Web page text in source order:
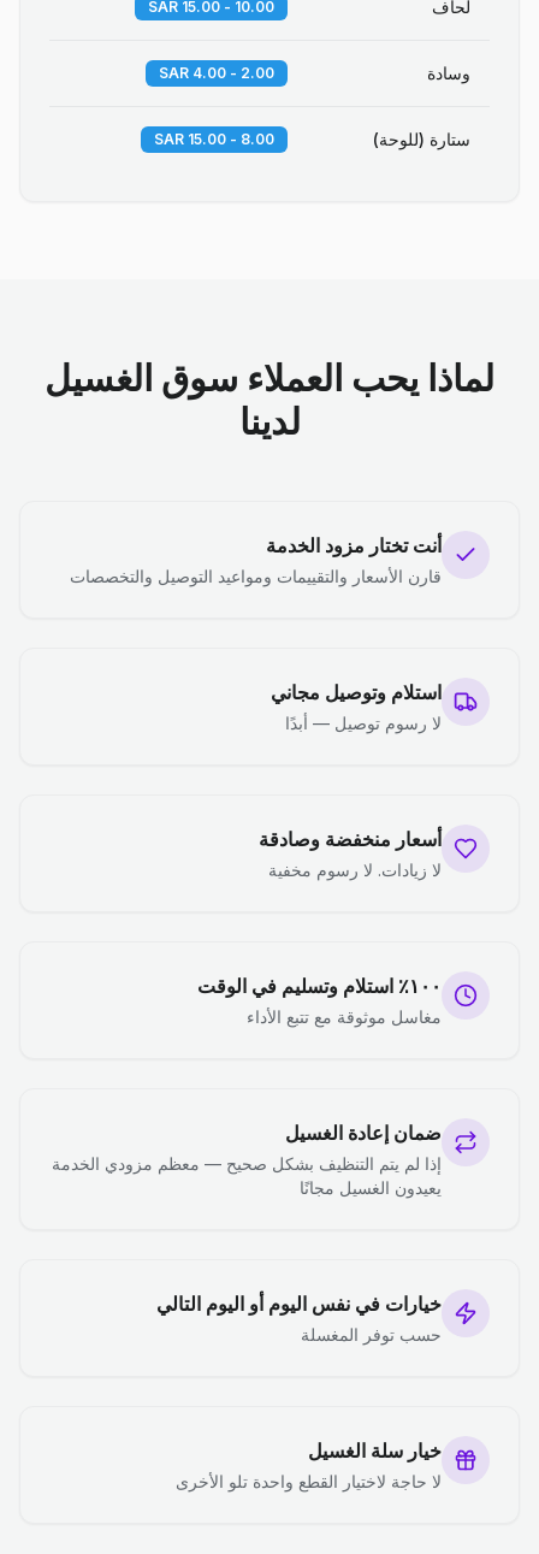
لحاف 10.00 - 15.00 SAR
وسادة 2.00 - 4.00 SAR
ستارة (للوحة) 8.00 - 15.00 SAR
لماذا يحب العملاء سوق الغسيل
لدينا
أنت تختار مزود الخدمة
قارن الأسعار والتقييمات ومواعيد التوصيل والتخصصات
استلام وتوصيل مجاني
لا رسوم توصيل — أبدًا
أسعار منخفضة وصادقة
لا زيادات. لا رسوم مخفية
١٠٠٪ استلام وتسليم في الوقت
مغاسل موثوقة مع تتبع الأداء
ضمان إعادة الغسيل
إذا لم يتم التنظيف بشكل صحيح — معظم مزودي الخدمة
يعيدون الغسيل مجانًا
خيارات في نفس اليوم أو اليوم التالي
حسب توفر المغسلة
خيار سلة الغسيل
لا حاجة لاختيار القطع واحدة تلو الأخرى